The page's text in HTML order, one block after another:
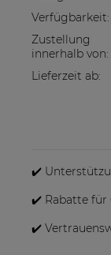
Verfügbarkeit:
Zustellung
innerhalb von:
Lieferzeit ab:
Im Preis
✔️
✔️ Rabatte für
✔️